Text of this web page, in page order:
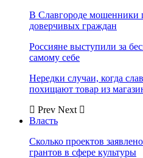
В Славгороде мошенники
доверчивых граждан
Россияне выступили за
самому себе
Нередки случаи, когда
похищают товар из
Prev Next
Власть
Сколько проектов
грантов в сфере культуры